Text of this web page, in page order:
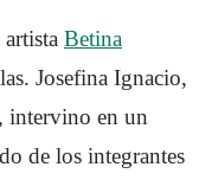
Betina
Josefina Ignacio,
intervino en un
de los integrantes